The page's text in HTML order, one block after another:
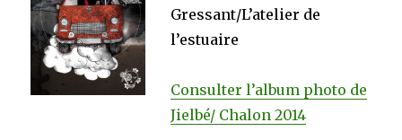
Gressant/L’atelier de
l’estuaire
Consulter l’album photo de
Jielbé/ Chalon 2014